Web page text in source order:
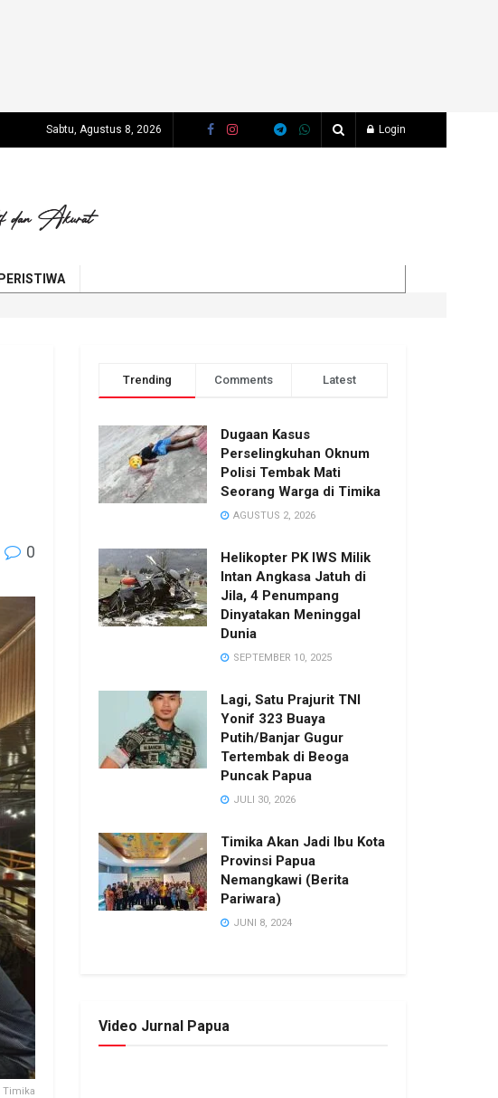
Sabtu, Agustus 8, 2026 Login
PERISTIWA
0
Timika
Trending Comments Latest
Dugaan Kasus
Perselingkuhan Oknum
Polisi Tembak Mati
Seorang Warga di Timika
AGUSTUS 2, 2026
Helikopter PK IWS Milik
Intan Angkasa Jatuh di
Jila, 4 Penumpang
Dinyatakan Meninggal
Dunia
SEPTEMBER 10, 2025
Lagi, Satu Prajurit TNI
Yonif 323 Buaya
Putih/Banjar Gugur
Tertembak di Beoga
Puncak Papua
JULI 30, 2026
Timika Akan Jadi Ibu Kota
Provinsi Papua
Nemangkawi (Berita
Pariwara)
JUNI 8, 2024
Video Jurnal Papua